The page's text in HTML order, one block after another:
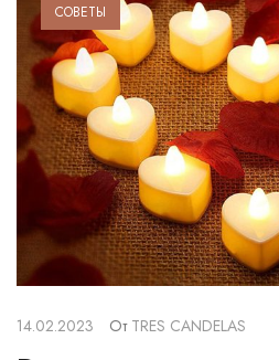
СОВЕТЫ
14.02.2023 От TRES CANDELAS